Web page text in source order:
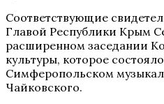
Соответствующие
Главой Республики Крым
расширенном заседании
культуры, которое
Симферопольском
Чайковского.